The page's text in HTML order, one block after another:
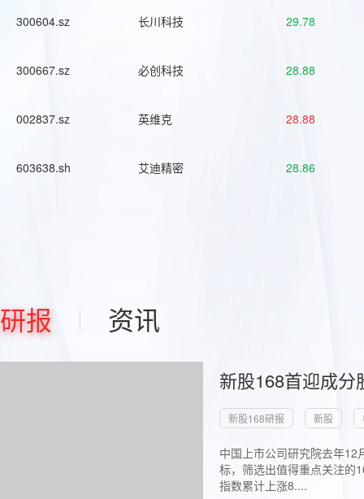
300604.sz 长川科技 29.78
300667.sz 必创科技 28.88
002837.sz 英维克 28.88
603638.sh 艾迪精密 28.86
研报 资讯
新股168首迎成
新股168研报 新股
中国上市公司研究院去年
标，筛选出值得重点关注的
指数累计上涨8....